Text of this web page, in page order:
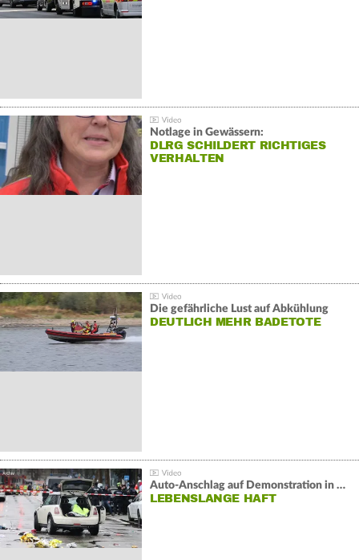
Notlage in Gewässern:
DLRG SCHILDERT RICHTIGES
VERHALTEN
Die gefährliche Lust auf Abkühlung
DEUTLICH MEHR BADETOTE
Auto-Anschlag auf Demonstration in München:
LEBENSLANGE HAFT